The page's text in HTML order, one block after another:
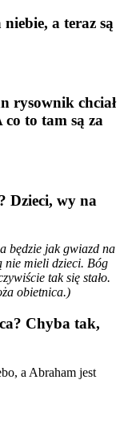
a teraz są
rysownik chciał
to tam są za
Dzieci, wy na
będzie jak gwiazd na
nie mieli dzieci. Bóg
tak się stało.
obietnica.)
Chyba tak,
a Abraham jest